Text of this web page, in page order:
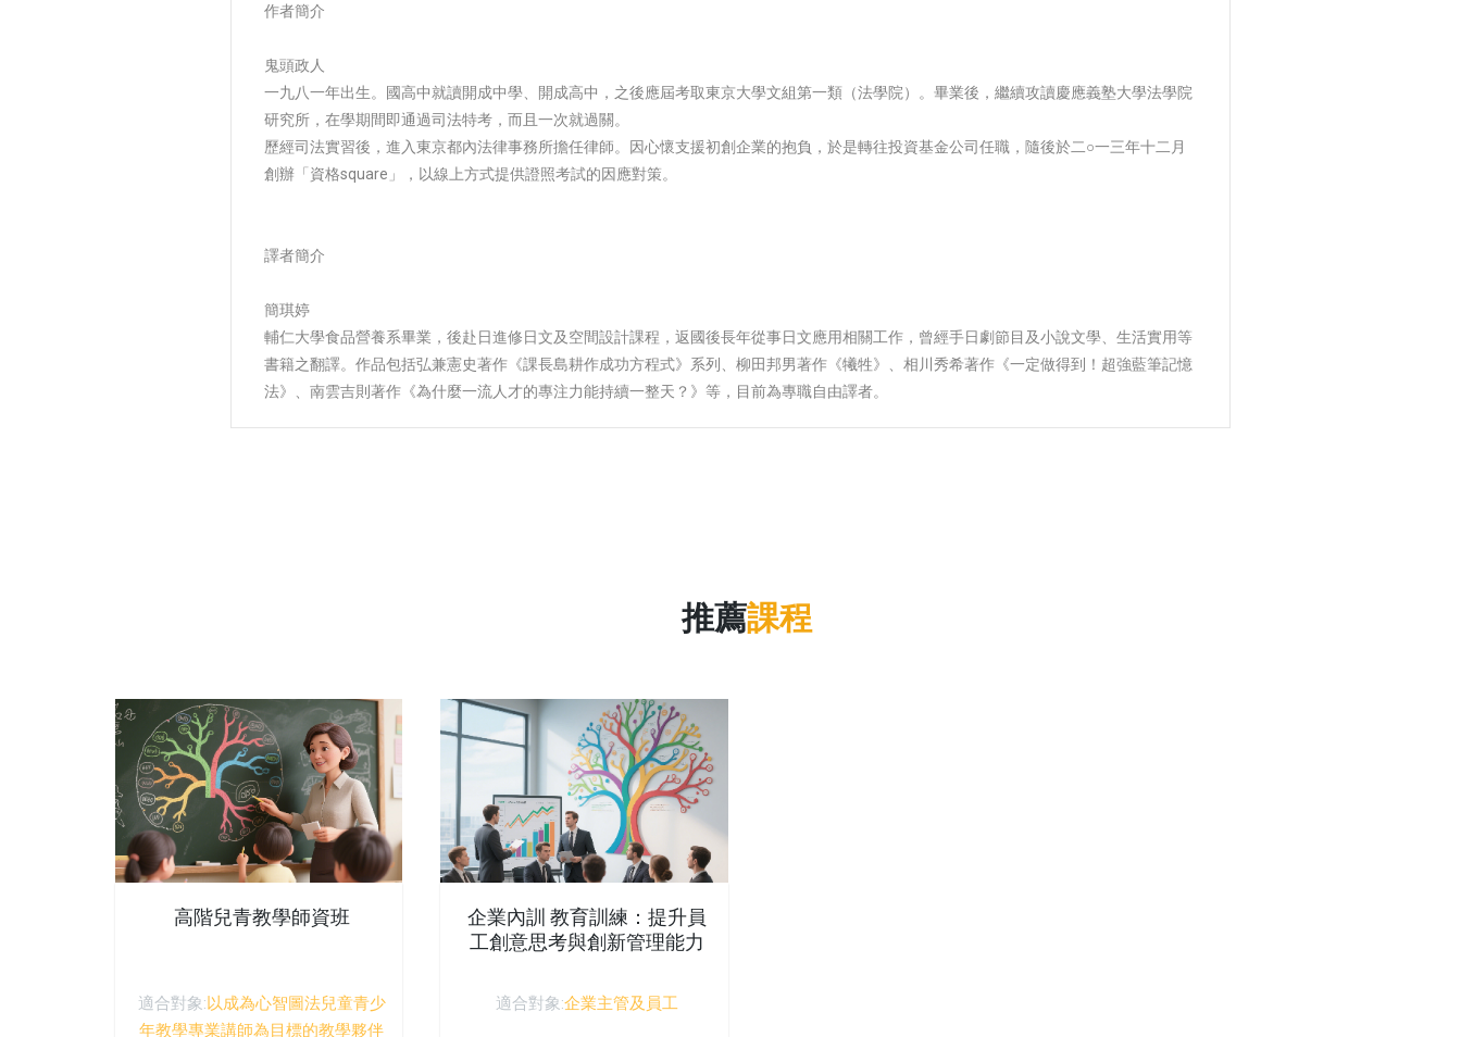
作者簡介
鬼頭政人
一九八一年出生。國高中就讀開成中學、開成高中，之後應屆考取東京大學文組第一類（法學院）。畢業後，繼續攻讀慶應義塾大學法學院
研究所，在學期間即通過司法特考，而且一次就過關。
歷經司法實習後，進入東京都內法律事務所擔任律師。因心懷支援初創企業的抱負，於是轉往投資基金公司任職，隨後於二○一三年十二月
創辦「資格square」，以線上方式提供證照考試的因應對策。
譯者簡介
簡琪婷
輔仁大學食品營養系畢業，後赴日進修日文及空間設計課程，返國後長年從事日文應用相關工作，曾經手日劇節目及小說文學、生活實用等
書籍之翻譯。作品包括弘兼憲史著作《課長島耕作成功方程式》系列、柳田邦男著作《犧牲》、相川秀希著作《一定做得到！超強藍筆記憶
法》、南雲吉則著作《為什麼一流人才的專注力能持續一整天？》等，目前為專職自由譯者。
推薦課程
高階兒青教學師資班
適合對象:以成為心智圖法兒童青少
年教學專業講師為目標的教學夥伴
企業內訓 教育訓練：提升員
工創意思考與創新管理能力
適合對象:企業主管及員工